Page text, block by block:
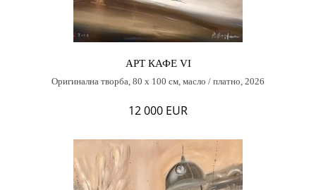
АРТ КАФЕ VI
Оригинална творба, 80 х 100 см, масло / платно, 2026
12 000 EUR